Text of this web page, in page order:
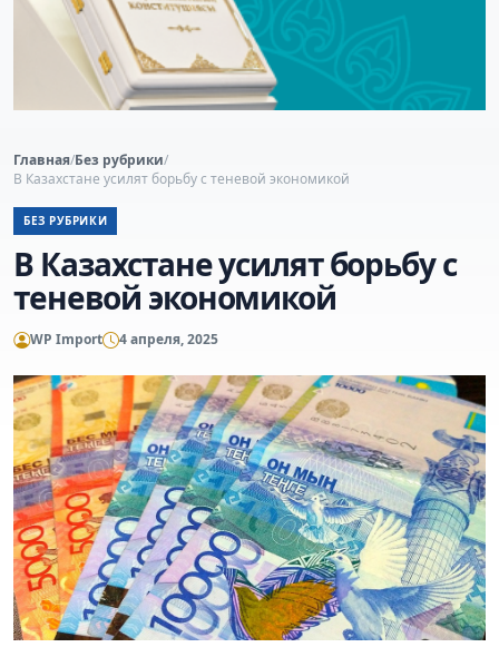
Главная/Без рубрики/
В Казахстане усилят борьбу с теневой экономикой
БЕЗ РУБРИКИ
В Казахстане усилят борьбу с
теневой экономикой
WP Import 4 апреля, 2025